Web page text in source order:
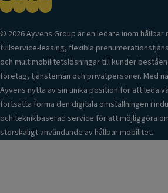
© 2026 Ayvens Group är en ledare inom
fullservice-leasing, flexibla
och multimobilitetslösningar till kunder
företag, tjänstemän och privatpersoner. Med
Ayvens nytta av sin unika position för att leda
fortsätta forma den digitala omställningen i
och teknikbaserad service för att möjliggöra
storskaligt användande av hållbar mobilitet.